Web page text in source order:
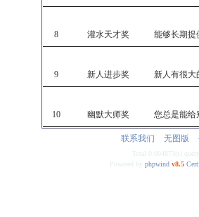
8 灌水天才奖 能够长期提
9 新人进步奖 新人有很大
10 幽默大师奖 您总是能给
联系我们 无图版
Total 0.004873(s)
Powered byphpwind v8.5